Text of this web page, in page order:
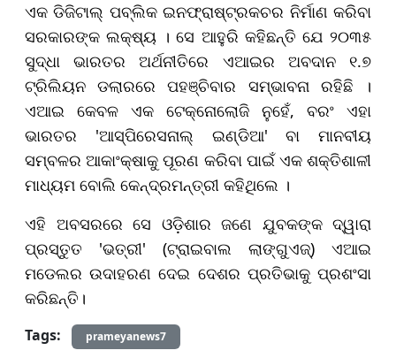
ଏକ ଡିଜିଟାଲ୍ ପବ୍ଲିକ ଇନଫ୍ରାଷ୍ଟ୍ରକଚର ନିର୍ମାଣ କରିବା
ସରକାରଙ୍କ ଲକ୍ଷ୍ୟ । ସେ ଆହୁରି କହିଛନ୍ତି ଯେ ୨୦୩୫
ସୁଦ୍ଧା ଭାରତର ଅର୍ଥନୀତିରେ ଏଆଇର ଅବଦାନ ୧.୭
ଟ୍ରିଲିୟନ ଡଲାରରେ ପହଞ୍ଚିବାର ସମ୍ଭାବନା ରହିଛି ।
ଏଆଇ କେବଳ ଏକ ଟେକ୍ନୋଲୋଜି ନୁହେଁ, ବରଂ ଏହା
ଭାରତର 'ଆସ୍ପିରେସନାଲ୍ ଇଣ୍ଡିଆ' ବା ମାନବୀୟ
ସମ୍ବଳର ଆକାଂକ୍ଷାକୁ ପୂରଣ କରିବା ପାଇଁ ଏକ ଶକ୍ତିଶାଳୀ
ମାଧ୍ୟମ ବୋଲି କେନ୍ଦ୍ରମନ୍ତ୍ରୀ କହିଥିଲେ ।
ଏହି ଅବସରରେ ସେ ଓଡ଼ିଶାର ଜଣେ ଯୁବକଙ୍କ ଦ୍ୱାରା
ପ୍ରସ୍ତୁତ 'ଭତ୍ରୀ' (ଟ୍ରାଇବାଲ ଲାଙ୍ଗୁଏଜ୍) ଏଆଇ
ମଡେଲର ଉଦାହରଣ ଦେଇ ଦେଶର ପ୍ରତିଭାକୁ ପ୍ରଶଂସା
କରିଛନ୍ତି।
Tags: prameyanews7